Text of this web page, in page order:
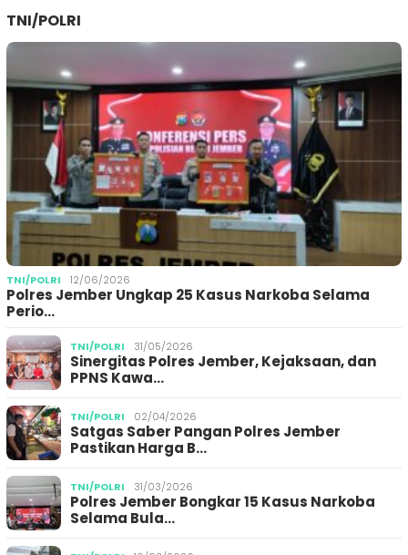
TNI/POLRI
TNI/POLRI 12/06/2026
Polres Jember Ungkap 25 Kasus Narkoba Selama
Perio…
TNI/POLRI 31/05/2026
Sinergitas Polres Jember, Kejaksaan, dan
PPNS Kawa…
TNI/POLRI 02/04/2026
Satgas Saber Pangan Polres Jember
Pastikan Harga B…
TNI/POLRI 31/03/2026
Polres Jember Bongkar 15 Kasus Narkoba
Selama Bula…